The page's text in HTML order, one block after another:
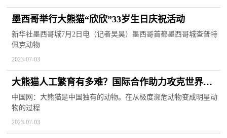
墨西哥举行大熊猫“欣欣”33岁生日庆祝活动
新华社墨西哥城7月2日电（记者吴昊）墨西哥首都墨西哥城查普特
佩克动物
2023-07-03
大熊猫人工繁育有多难？国际合作助力攻克世界难
题
中国网：大熊猫是中国独有的动物。在从极度濒危动物变成明星动
物的过程
2023-07-03